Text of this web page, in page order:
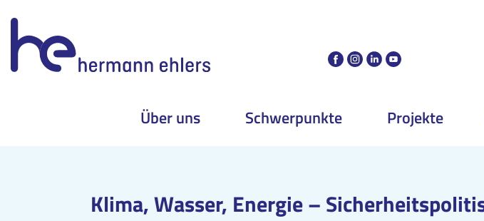
Über uns Schwerpunkte Projekte
Klima, Wasser, Energie –